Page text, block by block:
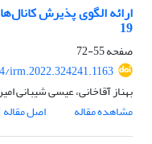
ارائه الگوی پذیرش
19
صفحه55-72
irm.2022.324241.1163
بهناز آقاخانی، عیسی شیبانی
مشاهده مقاله
اصل مقاله